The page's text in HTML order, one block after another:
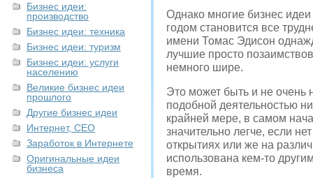
Бизнес идеи:
производство
Бизнес идеи: техника
Бизнес идеи: туризм
Бизнес идеи: услуги
населению
Великие бизнес идеи
прошлого
Другие бизнес идеи
Интернет, СЕО
Заработок в Интернете
Оригинальные идеи
бизнеса
Однако многие бизнес
годом становится все
имени Томас Эдисон
лучшие просто
немного шире.
Это может быть и не очень
подобной деятельностью
крайней мере, в самом
значительно легче, если
открытиях или же на
использована кем-то
время.